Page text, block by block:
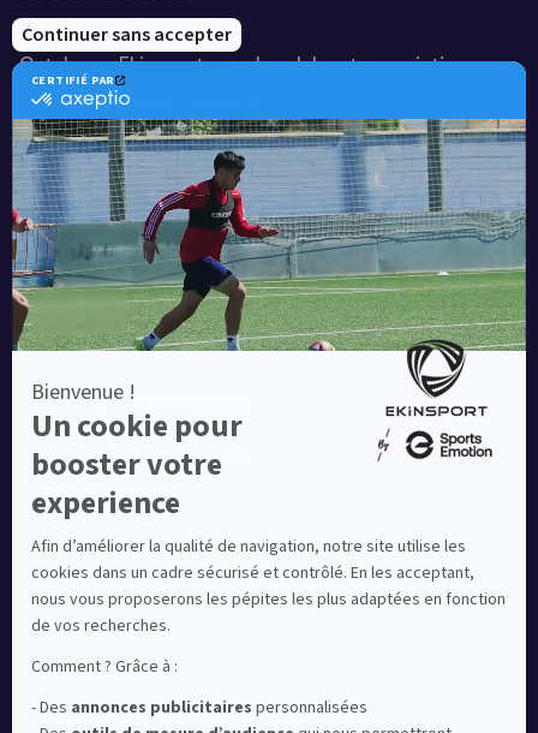
Notre savoir-faire
Catalogue Ekinsport pour les clubs et associations
Catalogue running Ekinsport
Blog
Une société de :
Equipementier sportif leader en France depuis plus de
10 ans, Ekinsport a été distingué par la rédaction de
Capital dans son classement des « Meilleurs sites de
commerce en ligne 2024 », catégorie Sportswear.
En savoir plus